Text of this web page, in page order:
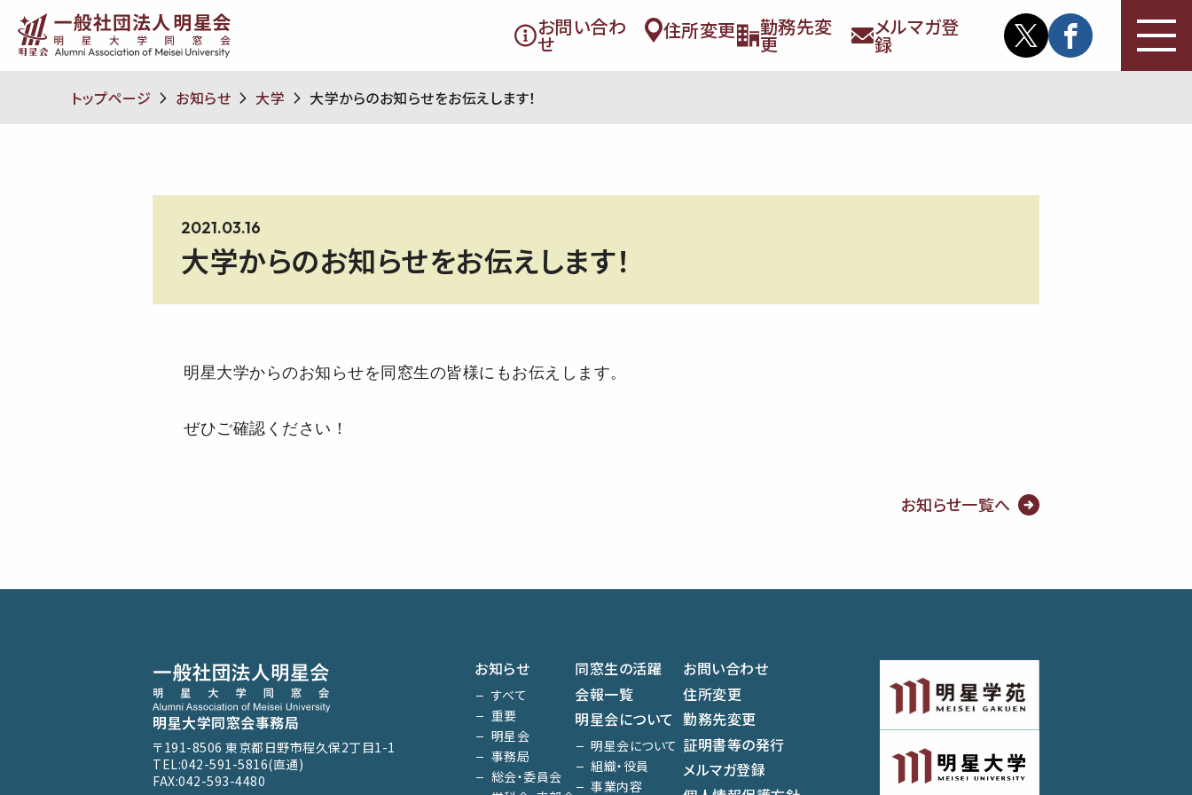
お問い合わ
せ
住所変更 勤務先変
更
メルマガ登
録
トップページ お知らせ 大学 大学からのお知らせをお伝えします！
2021.03.16
大学からのお知らせをお伝えします！
明星大学からのお知らせを同窓生の皆様にもお伝えします。
ぜひご確認ください！
お知らせ一覧へ
お知らせ
すべて
重要
明星会
事務局
総会・委員会
同窓生の活躍
会報一覧
明星会について
明星会について
組織・役員
事業内容
お問い合わせ
住所変更
勤務先変更
証明書等の発行
メルマガ登録
明星大学同窓会事務局
〒191-8506 東京都日野市程久保2丁目1-1
TEL:042-591-5816(直通)
FAX:042-593-4480